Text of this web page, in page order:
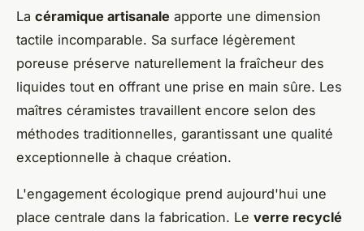
La céramique artisanale apporte une dimension
tactile incomparable. Sa surface légèrement
poreuse préserve naturellement la fraîcheur des
liquides tout en offrant une prise en main sûre. Les
maîtres céramistes travaillent encore selon des
méthodes traditionnelles, garantissant une qualité
exceptionnelle à chaque création.
L'engagement écologique prend aujourd'hui une
place centrale dans la fabrication. Le verre recyclé